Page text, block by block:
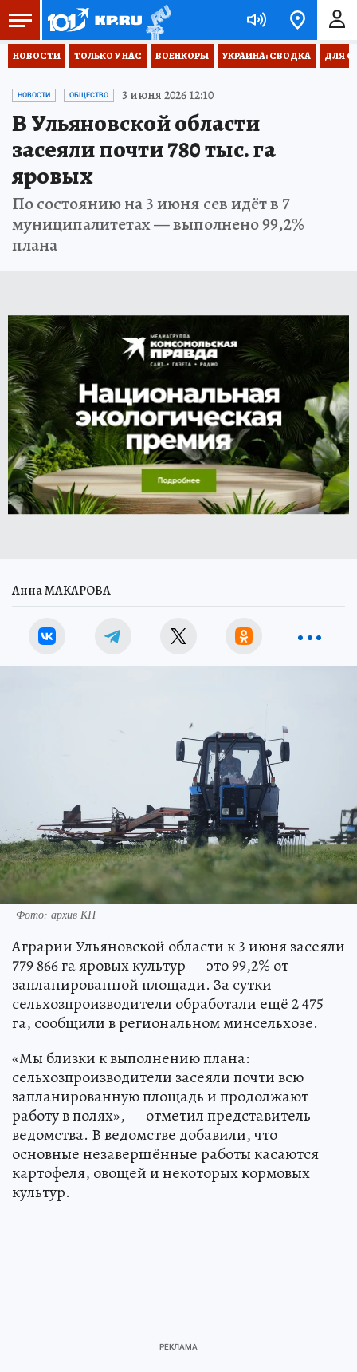
НОВОСТИ ТОЛЬКО У НАС ВОЕНКОРЫ УКРАИНА: СВОДКА ДЛЯ
НОВОСТИ ОБЩЕСТВО 3 июня 2026 12:10
В Ульяновской области
засеяли почти 780 тыс. га
яровых
По состоянию на 3 июня сев идёт в 7
муниципалитетах — выполнено 99,2%
плана
Анна МАКАРОВА
Фото: архив КП
Аграрии Ульяновской области к 3 июня засеяли
779 866 га яровых культур — это 99,2% от
запланированной площади. За сутки
сельхозпроизводители обработали ещё 2 475
га, сообщили в региональном минсельхозе.
«Мы близки к выполнению плана:
сельхозпроизводители засеяли почти всю
запланированную площадь и продолжают
работу в полях», — отметил представитель
ведомства. В ведомстве добавили, что
основные незавершённые работы касаются
картофеля, овощей и некоторых кормовых
культур.